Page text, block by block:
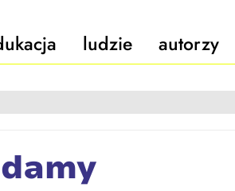
ludzie autorzy